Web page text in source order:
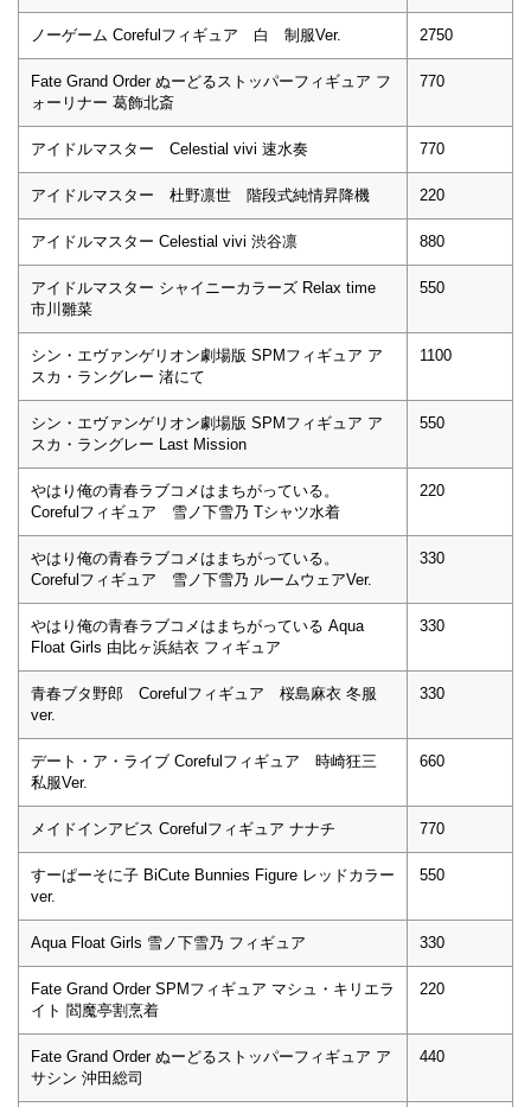
ノーゲーム Corefulフィギュア 白 制服Ver. 2750
Fate Grand Order ぬーどるストッパーフィギュア フ
ォーリナー 葛飾北斎
770
アイドルマスター Celestial vivi 速水奏 770
アイドルマスター 杜野凛世 階段式純情昇降機 220
アイドルマスター Celestial vivi 渋谷凛 880
アイドルマスター シャイニーカラーズ Relax time
市川雛菜
550
シン・エヴァンゲリオン劇場版 SPMフィギュア ア
スカ・ラングレー 渚にて
1100
シン・エヴァンゲリオン劇場版 SPMフィギュア ア
スカ・ラングレー Last Mission
550
やはり俺の青春ラブコメはまちがっている。
Corefulフィギュア 雪ノ下雪乃 Tシャツ水着
220
やはり俺の青春ラブコメはまちがっている。
Corefulフィギュア 雪ノ下雪乃 ルームウェアVer.
330
やはり俺の青春ラブコメはまちがっている Aqua
Float Girls 由比ヶ浜結衣 フィギュア
330
青春ブタ野郎 Corefulフィギュア 桜島麻衣 冬服
ver.
330
デート・ア・ライブ Corefulフィギュア 時崎狂三
私服Ver.
660
メイドインアビス Corefulフィギュア ナナチ 770
すーぱーそに子 BiCute Bunnies Figure レッドカラー
ver.
550
Aqua Float Girls 雪ノ下雪乃 フィギュア 330
Fate Grand Order SPMフィギュア マシュ・キリエラ
イト 閻魔亭割烹着
220
Fate Grand Order ぬーどるストッパーフィギュア ア
サシン 沖田総司
440